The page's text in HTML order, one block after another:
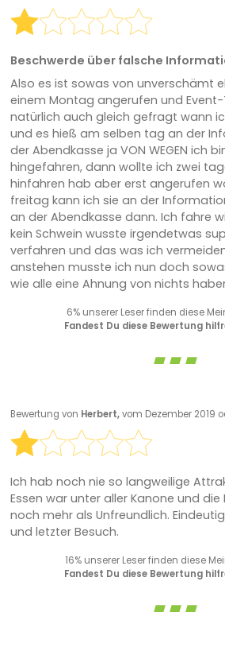
Beschwerde über falsche
Also es ist sowas von unverschämt
einem Montag angerufen und
natürlich auch gleich gefragt wann
und es hieß am selben tag an der
der Abendkasse ja VON WEGEN ich
hingefahren, dann wollte ich zwei
hinfahren hab aber erst angerufen
freitag kann ich sie an der
an der Abendkasse dann. Ich fahre
kein Schwein wusste irgendetwas
verfahren und das was ich
anstehen musste ich nun doch
wie alle eine Ahnung von nichts
6% unserer Leser finden diese
Fandest Du diese Bewertung
Bewertung von Herbert,vom Dezember 2019
Ich hab noch nie so langweilige
Essen war unter aller Kanone und
noch mehr als Unfreundlich.
und letzter Besuch.
16% unserer Leser finden diese
Fandest Du diese Bewertung